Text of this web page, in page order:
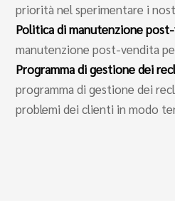
priorità nel sperimentare i
Politica di manutenzione
manutenzione post-vendita
Programma di gestione dei
programma di gestione dei
problemi dei clienti in modo